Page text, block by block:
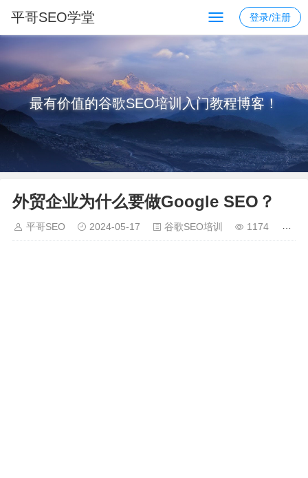
平哥SEO学堂 登录/注册
最有价值的谷歌SEO培训入门教程博客！
外贸企业为什么要做Google SEO？
平哥SEO 2024-05-17 谷歌SEO培训 1174